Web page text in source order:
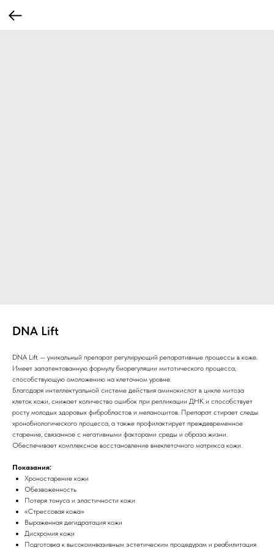
DNA Lift
DNA Lift — уникальный препарат регулирующий репаративные процессы в коже.
Имеет запатентованную формулу биорегуляции митотического процесса,
способствующую омоложению на клеточном уровне.
Благодаря интеллектуальной системе действия аминокислот в цикле митоза
клеток кожи, снижает количество ошибок при репликации ДНК и способствует
росту молодых здоровых фибробластов и меланоцитов. Препарат стирает следы
хронобиологического процесса, а также профилактирует преждевременное
старение, связанное с негативными факторами среды и образа жизни.
Обеспечивает комплексное восстановление внеклеточного матрикса кожи.
Показания:
Хроностарение кожи
Обезвоженность
Потеря тонуса и эластичности кожи
«Стрессовая кожа»
Выраженная дегидратация кожи
Дисхромия кожи
Подготовка к высокоинвазивным эстетическим процедурам и реабилитация